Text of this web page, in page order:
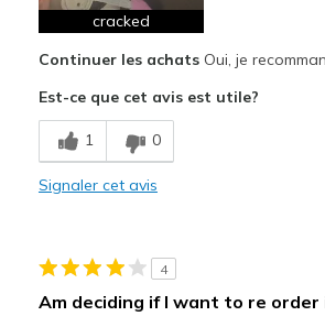
Comfortable
Stylish
Le contre
Poor Quality
Les meilleures utilisations
Going Out
Travel
cracked
Continuer les achatsOui, je
Est-ce que cet avis est utile?
1 0
Signaler cet avis
4
Am deciding if I want to re order